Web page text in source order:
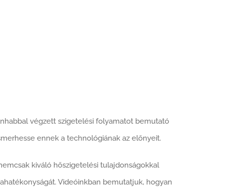
végzett szigetelési folyamatot bemutató
ennek a technológiának az előnyeit.
kiváló hőszigetelési tulajdonságokkal
Videóinkban bemutatjuk, hogyan